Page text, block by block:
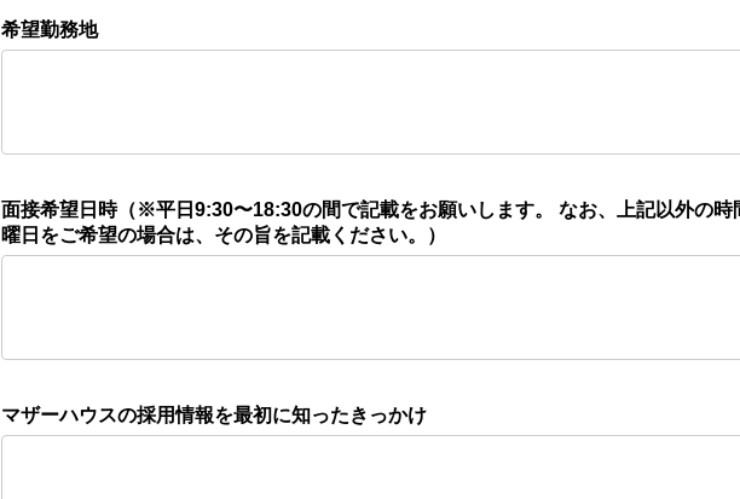
希望勤務地
面接希望日時（※平日9:30〜18:30の間で記載をお願いします。 なお、上記以外の時
曜日をご希望の場合は、その旨を記載ください。）
マザーハウスの採用情報を最初に知ったきっかけ